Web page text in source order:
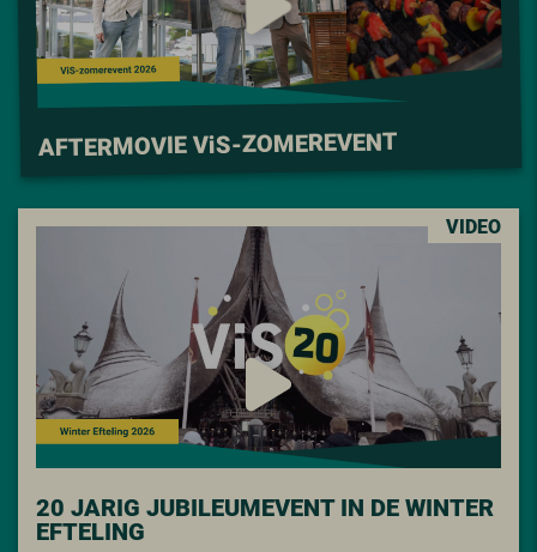
AFTERMOVIE ViS-ZOMEREVENT
VIDEO
20 JARIG JUBILEUMEVENT IN DE WINTER
EFTELING